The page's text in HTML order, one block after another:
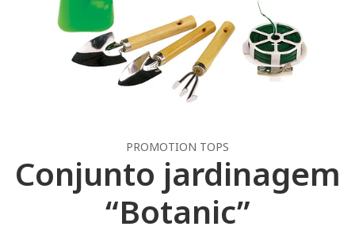
PROMOTION TOPS
Conjunto jardinagem
“Botanic”